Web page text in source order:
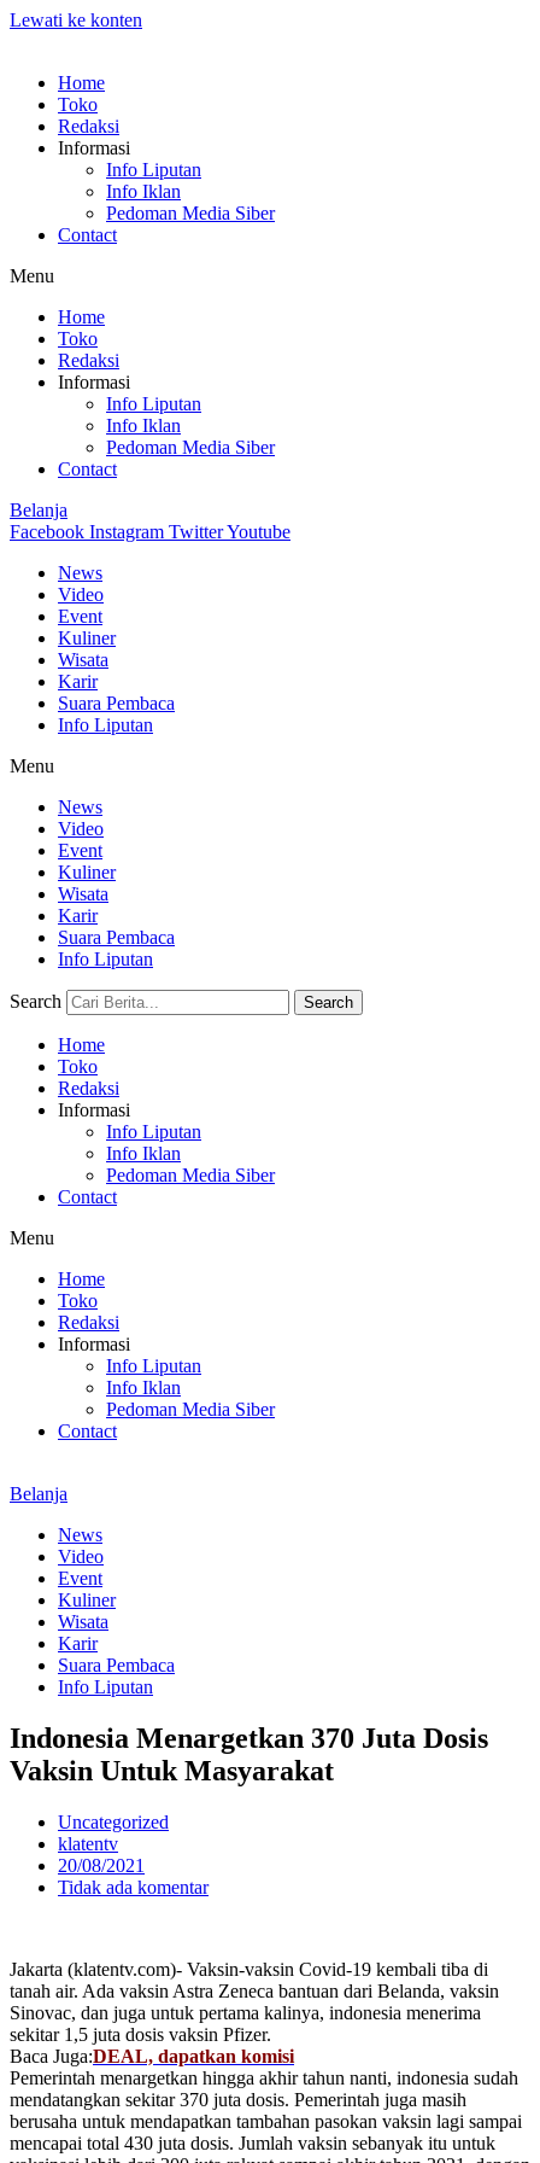
Lewati ke konten
Home
Toko
Redaksi
Informasi
Info Liputan
Info Iklan
Pedoman Media Siber
Contact
Menu
Home
Toko
Redaksi
Informasi
Info Liputan
Info Iklan
Pedoman Media Siber
Contact
Belanja
Facebook Instagram TwitterYoutube
News
Video
Event
Kuliner
Wisata
Karir
Suara Pembaca
Info Liputan
Menu
News
Video
Event
Kuliner
Wisata
Karir
Suara Pembaca
Info Liputan
Search Search
Home
Toko
Redaksi
Informasi
Info Liputan
Info Iklan
Pedoman Media Siber
Contact
Menu
Home
Toko
Redaksi
Informasi
Info Liputan
Info Iklan
Pedoman Media Siber
Contact
Belanja
News
Video
Event
Kuliner
Wisata
Karir
Suara Pembaca
Info Liputan
Indonesia Menargetkan 370 Juta Dosis
Vaksin Untuk Masyarakat
Uncategorized
klatentv
20/08/2021
Tidak ada komentar
Jakarta (klatentv.com)- Vaksin-vaksin Covid-19 kembali tiba di
tanah air. Ada vaksin Astra Zeneca bantuan dari Belanda, vaksin
Sinovac, dan juga untuk pertama kalinya, indonesia menerima
sekitar 1,5 juta dosis vaksin Pfizer.
Baca Juga:DEAL, dapatkan komisi
Pemerintah menargetkan hingga akhir tahun nanti, indonesia sudah
mendatangkan sekitar 370 juta dosis. Pemerintah juga masih
berusaha untuk mendapatkan tambahan pasokan vaksin lagi sampai
mencapai total 430 juta dosis. Jumlah vaksin sebanyak itu untuk